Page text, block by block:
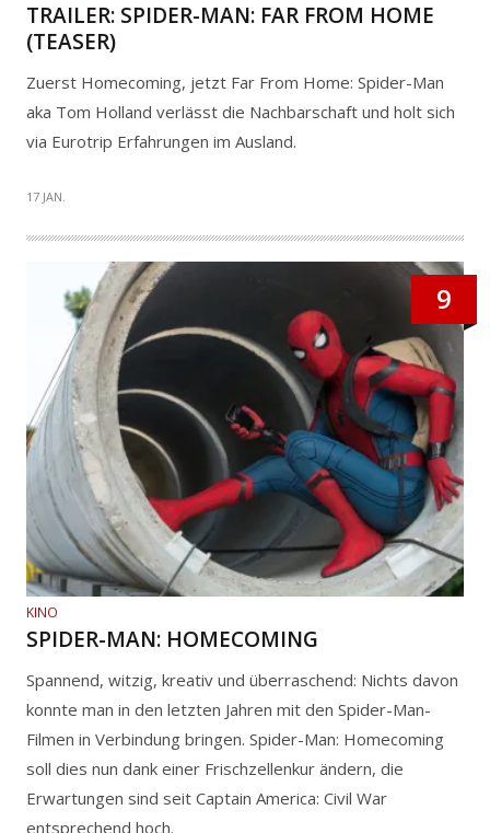
TRAILER: SPIDER-MAN: FAR FROM HOME
(TEASER)
Zuerst Homecoming, jetzt Far From Home: Spider-Man
aka Tom Holland verlässt die Nachbarschaft und holt sich
via Eurotrip Erfahrungen im Ausland.
17 JAN.
9
KINO
SPIDER-MAN: HOMECOMING
Spannend, witzig, kreativ und überraschend: Nichts davon
konnte man in den letzten Jahren mit den Spider-Man-
Filmen in Verbindung bringen. Spider-Man: Homecoming
soll dies nun dank einer Frischzellenkur ändern, die
Erwartungen sind seit Captain America: Civil War
entsprechend hoch.